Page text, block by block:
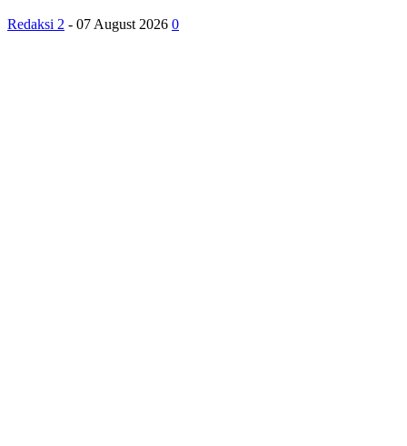
Redaksi 2 - 07 August 2026 0